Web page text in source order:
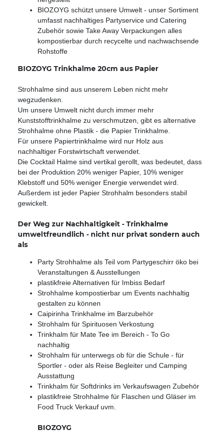
BIOZOYG schützt unsere Umwelt - unser Sortiment
umfasst nachhaltiges Partyservice und Catering
Zubehör sowie Take Away Verpackungen alles
kompostierbar durch recycelte und nachwachsende
Rohstoffe
BIOZOYG Trinkhalme 20cm aus Papier
Strohhalme sind aus unserem Leben nicht mehr
wegzudenken.
Um unsere Umwelt nicht durch immer mehr
Kunststofftrinkhalme zu verschmutzen, gibt es alternative
Strohhalme ohne Plastik - die Papier Trinkhalme.
Für unsere Papiertrinkhalme wird nur Holz aus
nachhaltiger Forstwirtschaft verwendet.
Die Cocktail Halme sind vertikal gerollt, was bedeutet, dass
bei der Produktion 20% weniger Papier, 10% weniger
Klebstoff und 50% weniger Energie verwendet wird.
Außerdem ist jeder Papier Strohhalm besonders stabil
gewickelt.
Der Weg zur Nachhaltigkeit - Trinkhalme
umweltfreundlich - nicht nur privat sondern auch
als
Party Strohhalme als Teil vom Partygeschirr öko bei
Veranstaltungen & Ausstellungen
plastikfreie Alternativen für Imbiss Bedarf
Strohhalme kompostierbar um Events nachhaltig
gestalten zu können
Caipirinha Trinkhalme im Barzubehör
Strohhalm für Spirituosen Verkostung
Trinkhalm für Mate Tee im Bereich - To Go
nachhaltig
Strohhalm für unterwegs ob für die Schule - für
Sportler - oder als Reise Begleiter und Camping
Ausstattung
Trinkhalm für Softdrinks im Verkaufswagen Zubehör
plastikfreie Strohhalme für Flaschen und Gläser im
Food Truck Verkauf uvm.
BIOZOYG